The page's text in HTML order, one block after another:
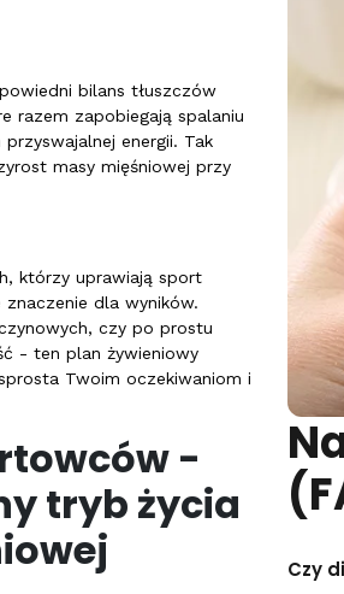
bilans tłuszczów
razem zapobiegają spalaniu
energii. Tak
masy mięśniowej przy
którzy uprawiają sport
dla wyników.
czy po prostu
- ten plan żywieniowy
Twoim oczekiwaniom i
-
tryb życia
Czy